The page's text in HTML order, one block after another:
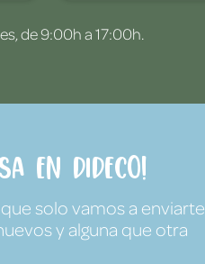
de 9:00h a 17:00h.
en Dideco!
solo vamos a enviarte
y alguna que otra